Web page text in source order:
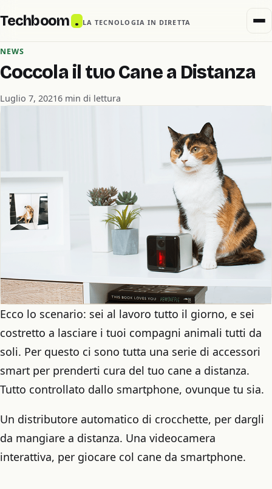
Techboom . LA TECNOLOGIA IN DIRETTA
NEWS
Coccola il tuo Cane a Distanza
Luglio 7, 20216 min di lettura
Ecco lo scenario: sei al lavoro tutto il giorno, e sei
costretto a lasciare i tuoi compagni animali tutti da
soli. Per questo ci sono tutta una serie di accessori
smart per prenderti cura del tuo cane a distanza.
Tutto controllato dallo smartphone, ovunque tu sia.
Un distributore automatico di crocchette, per dargli
da mangiare a distanza. Una videocamera
interattiva, per giocare col cane da smartphone.